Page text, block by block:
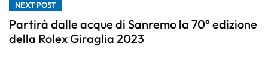
NEXT POST
Partirà dalle acque di Sanremo la 70° edizione
della Rolex Giraglia 2023